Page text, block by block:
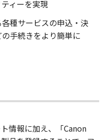
ィーを実現
種サービスの申込・決
手続きをより簡単に
情報に加え、「Canon